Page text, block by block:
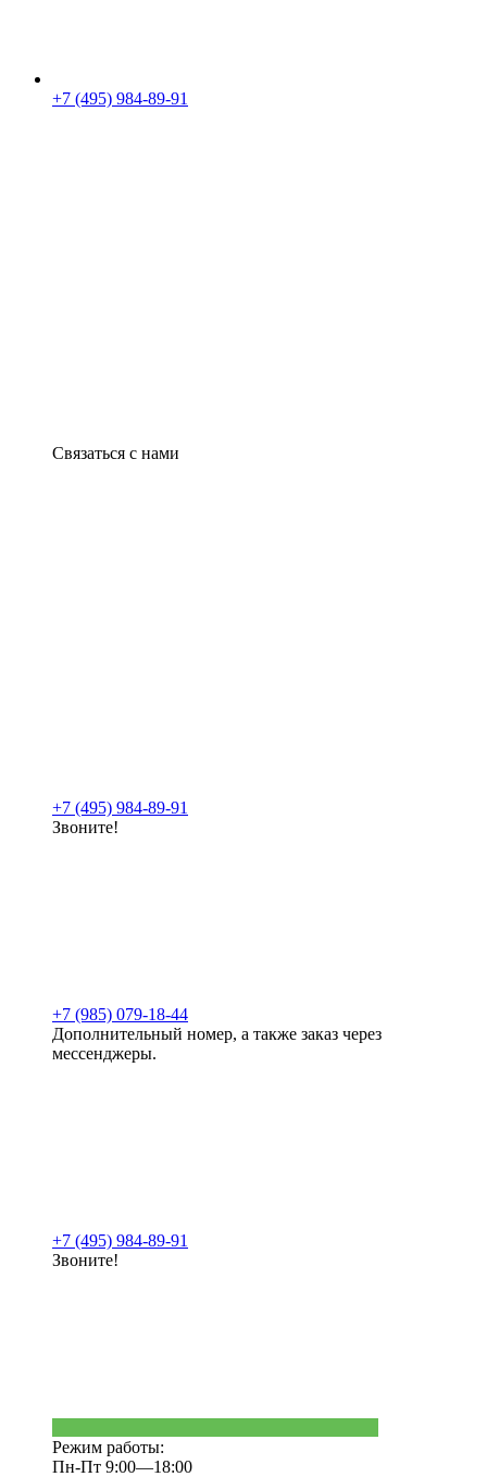
+7 (495) 984-89-91
Связаться с нами
+7 (495) 984-89-91
Звоните!
+7 (985) 079-18-44
Дополнительный номер, а также заказ через
мессенджеры.
+7 (495) 984-89-91
Звоните!
Режим работы:
Пн-Пт 9:00—18:00